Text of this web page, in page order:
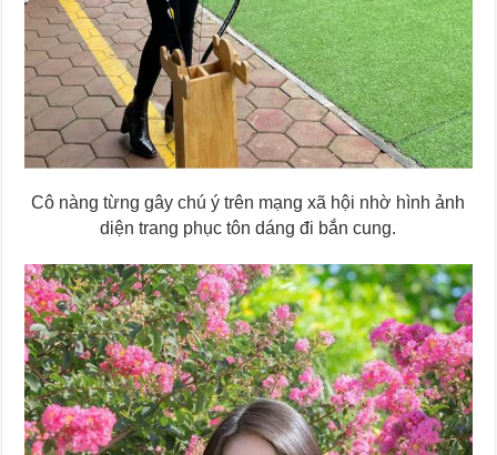
Cô nàng từng gây chú ý trên mạng xã hội nhờ hình ảnh
diện trang phục tôn dáng đi bắn cung.